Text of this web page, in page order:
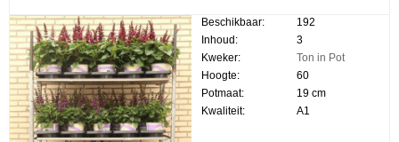
Beschikbaar:
192
Inhoud:
3
Kweker:
Ton in Pot
Hoogte:
60
Potmaat:
19 cm
Kwaliteit:
A1